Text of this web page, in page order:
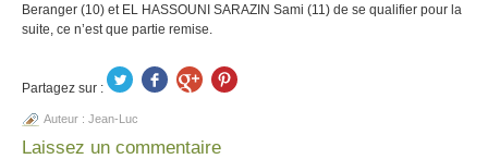
Beranger (10) et EL HASSOUNI SARAZIN Sami (11) de se qualifier pour la
suite, ce n’est que partie remise.
Partagez sur :
Auteur : Jean-Luc
Laissez un commentaire